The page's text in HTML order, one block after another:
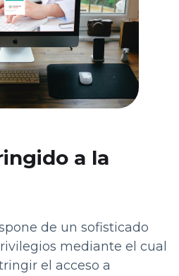
a la
de un sofisticado
mediante el cual
el acceso a